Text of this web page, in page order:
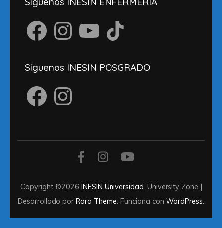
FacebookInstagramYouTube TikTok
Síguenos INESIN POSGRADO
FacebookInstagram
Copyright ©2026 INESIN Universidad. University Zone |
Desarrollado por Rara Theme. Funciona con WordPress.